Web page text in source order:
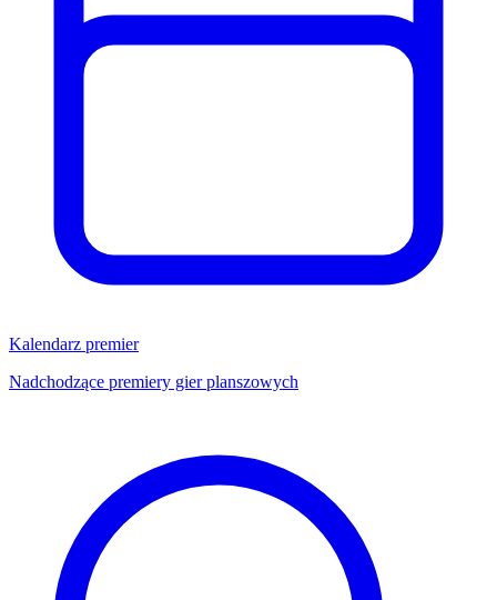
Kalendarz premier
Nadchodzące premiery gier planszowych